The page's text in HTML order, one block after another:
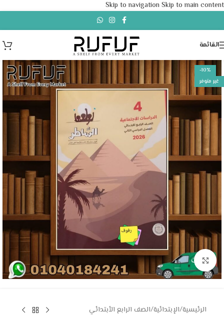
Skip to navigation Skip to main content
القائمة
-10%
غير متوفر
Click to enlarge
الرئيسية/الإبتدائية/الصف الرابع الأبتدائي